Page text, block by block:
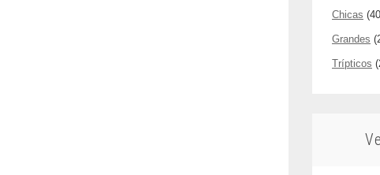
Chicas
Grandes
Trípticos